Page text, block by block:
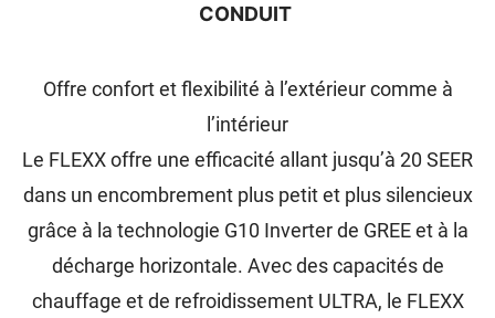
CONDUIT
Offre confort et flexibilité à l’extérieur comme à
l’intérieur
Le FLEXX offre une efficacité allant jusqu’à 20 SEER
dans un encombrement plus petit et plus silencieux
grâce à la technologie G10 Inverter de GREE et à la
décharge horizontale. Avec des capacités de
chauffage et de refroidissement ULTRA, le FLEXX